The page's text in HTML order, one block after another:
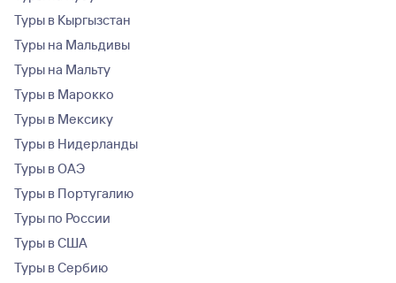
Туры в Кыргызстан
Туры на Мальдивы
Туры на Мальту
Туры в Марокко
Туры в Мексику
Туры в Нидерланды
Туры в ОАЭ
Туры в Португалию
Туры по России
Туры в США
Туры в Сербию